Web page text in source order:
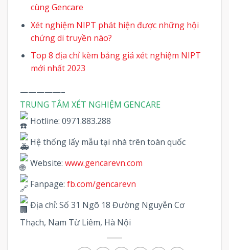
cùng Gencare
Xét nghiệm NIPT phát hiện được những hội
chứng di truyền nào?
Top 8 địa chỉ kèm bảng giá xét nghiệm NIPT
mới nhất 2023
—————–
TRUNG TÂM XÉT NGHIỆM GENCARE
Hotline: 0971.883.288
Hệ thống lấy mẫu tại nhà trên toàn quốc
Website: www.gencarevn.com
Fanpage: fb.com/gencarevn
Địa chỉ: Số 31 Ngõ 18 Đường Nguyễn Cơ
Thạch, Nam Từ Liêm, Hà Nội